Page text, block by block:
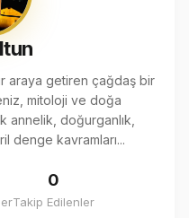
araya getiren çağdaş bir
mitoloji ve doğa
annelik, doğurganlık,
denge kavramları...
0
Takip Edilenler